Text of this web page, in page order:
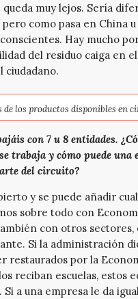
queda muy lejos. Sería
como pasa en China
Hay mucho
del residuo caiga en el
ciudadano.
de los productos disponibles en
con 7 u 8 entidades.
trabaja y cómo puede una
del circuito?
y se puede añadir
sobre todo con
con otros sectores,
Si la administración
restaurados por la
reciban escuelas, estos
Si a una empresa le da